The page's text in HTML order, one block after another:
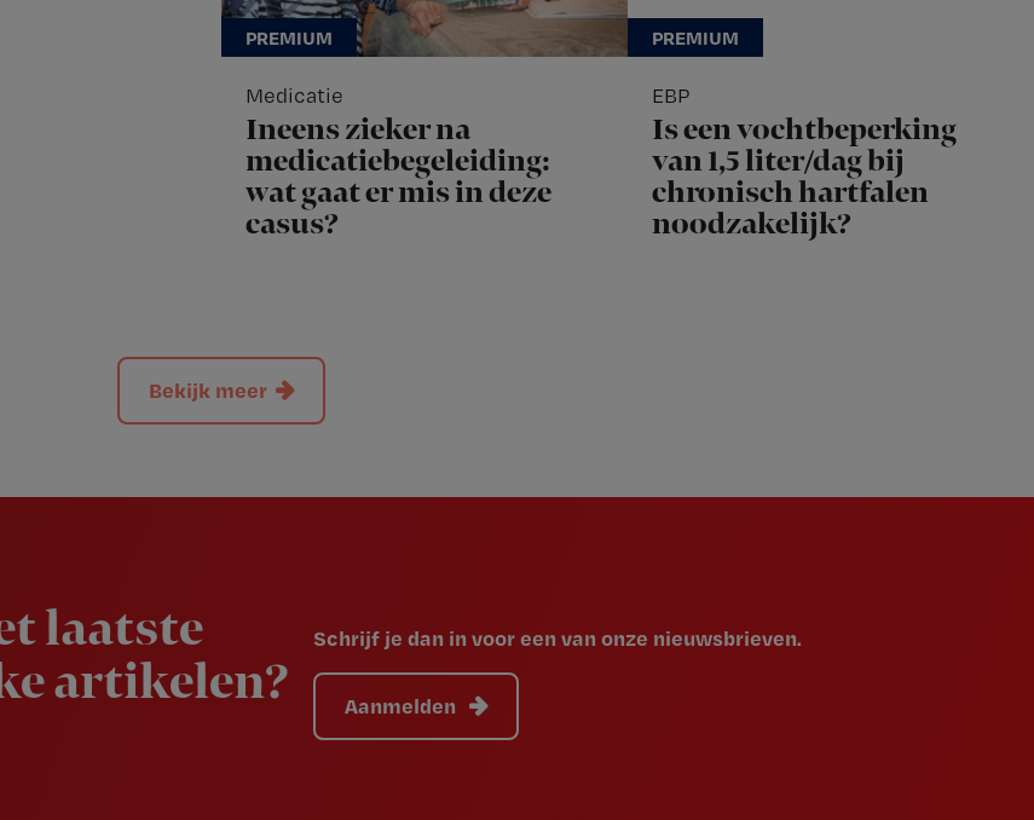
Medicatie
Ineens zieker na
medicatiebegeleiding:
wat gaat er mis in deze
casus?
EBP
Is een vochtbeperking
van 1,5 liter/dag bij
chronisch hartfalen
noodzakelijk?
Bekijk meer
laatste
artikelen?
Schrijf je dan in voor een van onze nieuwsbrieven.
Aanmelden